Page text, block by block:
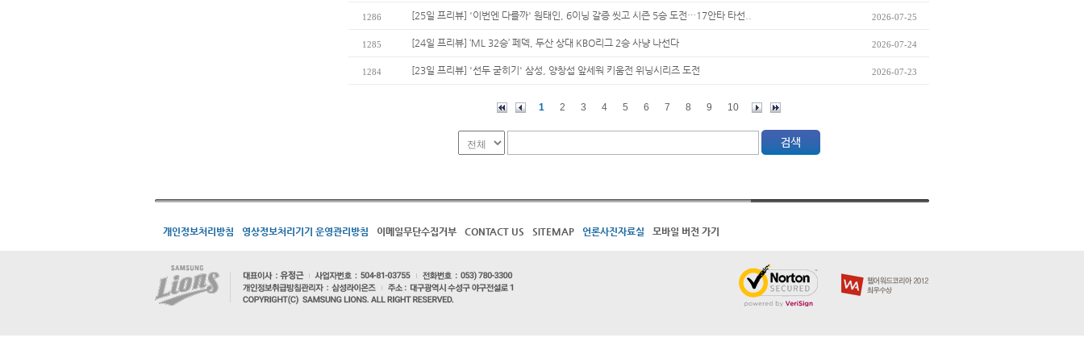
1286 [25일 프리뷰] '이번엔 다를까' 원태인, 6이닝 갈증 씻고 시즌 5승 도전…17안타 타선.. 2026-07-25
1285 [24일 프리뷰] ‘ML 32승’ 페덱, 두산 상대 KBO리그 2승 사냥 나선다 2026-07-24
1284 [23일 프리뷰] '선두 굳히기' 삼성, 양창섭 앞세워 키움전 위닝시리즈 도전 2026-07-23
1 2 3 4 5 6 7 8 9 10
개인정보처리방침 영상정보처리기기 운영관리방침 이메일무단수집거부 CONTACT US SITEMAP 언론사진자료실 모바일 버전 가기